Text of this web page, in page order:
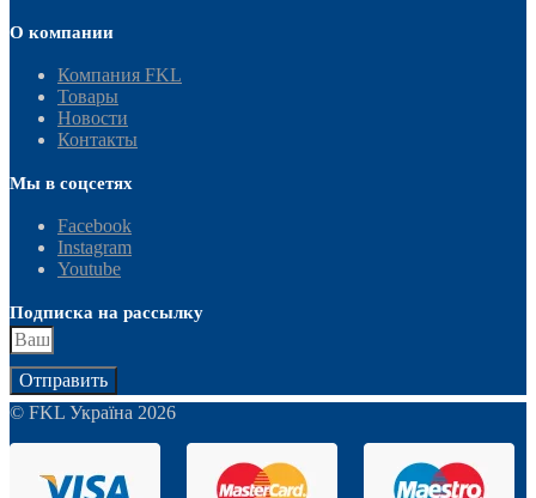
О компании
Компания FKL
Товары
Новости
Контакты
Мы в соцсетях
Facebook
Instagram
Youtube
Подписка на рассылку
Отправить
© FKL Україна 2026